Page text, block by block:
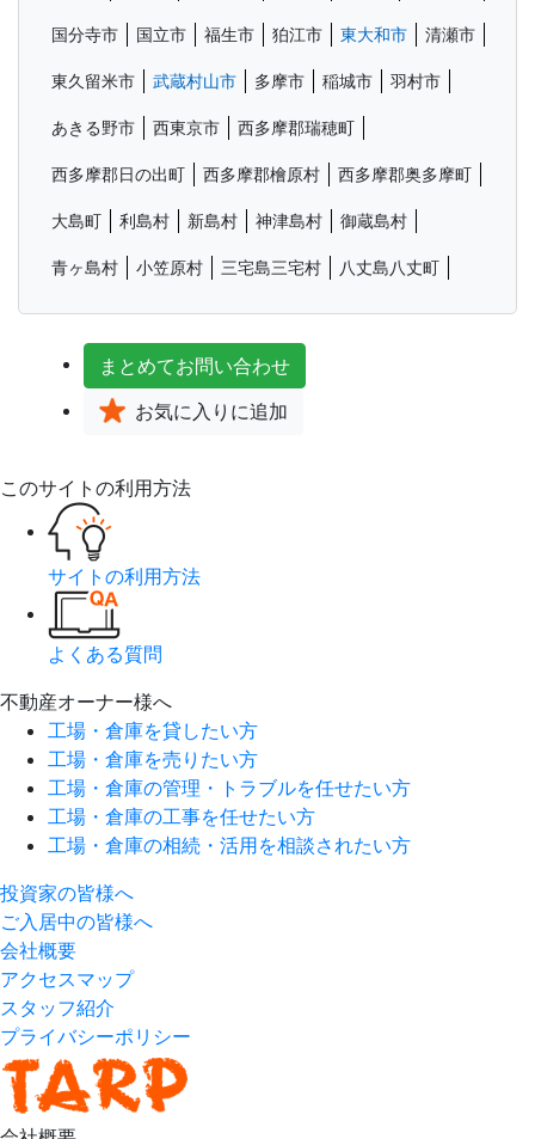
国分寺市 国立市 福生市 狛江市 東大和市 清瀬市
東久留米市 武蔵村山市 多摩市 稲城市 羽村市
あきる野市 西東京市 西多摩郡瑞穂町
西多摩郡日の出町 西多摩郡檜原村 西多摩郡奥多摩町
大島町 利島村 新島村 神津島村 御蔵島村
青ヶ島村 小笠原村 三宅島三宅村 八丈島八丈町
まとめてお問い合わせ
お気に入り に追加
このサイトの利用方法
サイトの利用方法
よくある質問
不動産オーナー様へ
工場・倉庫を貸したい方
工場・倉庫を売りたい方
工場・倉庫の管理・トラブルを任せたい方
工場・倉庫の工事を任せたい方
工場・倉庫の相続・活用を相談されたい方
投資家の皆様へ
ご入居中の皆様へ
会社概要
アクセスマップ
スタッフ紹介
プライバシーポリシー